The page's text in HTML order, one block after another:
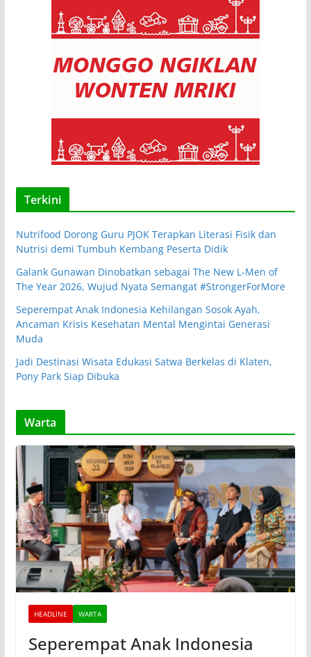
Terkini
Nutrifood Dorong Guru PJOK Terapkan Literasi Fisik dan
Nutrisi demi Tumbuh Kembang Peserta Didik
Galank Gunawan Dinobatkan sebagai The New L-Men of
The Year 2026, Wujud Nyata Semangat #StrongerForMore
Seperempat Anak Indonesia Kehilangan Sosok Ayah,
Ancaman Krisis Kesehatan Mental Mengintai Generasi
Muda
Jadi Destinasi Wisata Edukasi Satwa Berkelas di Klaten,
Pony Park Siap Dibuka
Warta
HEADLINE WARTA
Seperempat Anak Indonesia